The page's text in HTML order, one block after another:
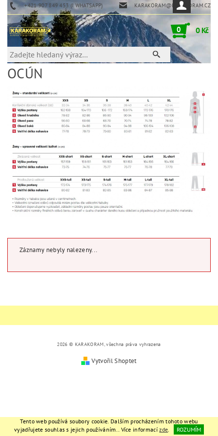
+421 907 849 453 (I WHATSAPP) KARAKORAM@KARAKORAM.CZ
0 0 Kč
OCÚN
Záznamy nebyly nalezeny...
2026 © KARAKORAM, všechna práva vyhrazena
Vytvořil Shoptet
Tento web používá soubory cookie. Dalším procházením tohoto webu
vyjadřujete souhlas s jejich používáním.. Více informacízde. ROZUMÍM